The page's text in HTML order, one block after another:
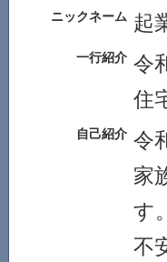
ニックネーム 起
一行紹介 令
住
自己紹介 令
家
す。
不